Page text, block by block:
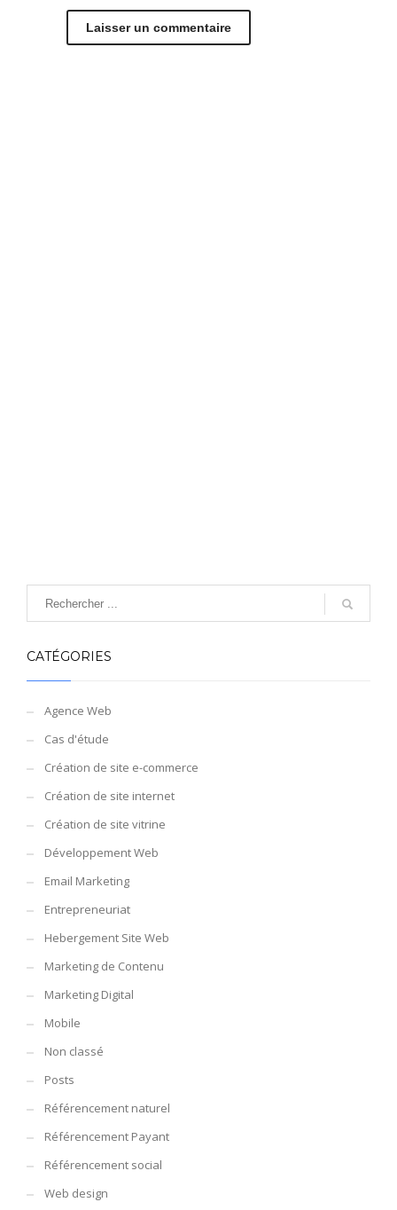
CATÉGORIES
Agence Web
Cas d'étude
Création de site e-commerce
Création de site internet
Création de site vitrine
Développement Web
Email Marketing
Entrepreneuriat
Hebergement Site Web
Marketing de Contenu
Marketing Digital
Mobile
Non classé
Posts
Référencement naturel
Référencement Payant
Référencement social
Web design